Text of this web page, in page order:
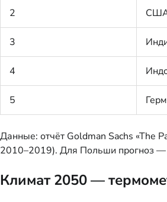
2
3
4
5
Данные: отчёт Goldman Sachs «The
2010–2019). Для Польши прогноз —
Климат 2050 —